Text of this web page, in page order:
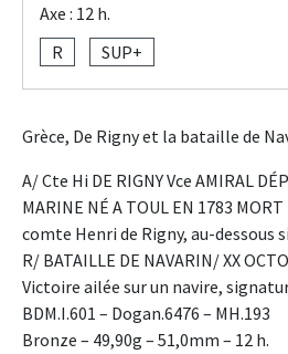
Axe : 12 h.
R
SUP+
Grèce, De Rigny et la bataille de
A/ Cte Hi DE RIGNY Vce AMIRAL
MARINE NÉ A TOUL EN 1783
comte Henri de Rigny, au-dessous
R/ BATAILLE DE NAVARIN/ XX
Victoire ailée sur un navire,
BDM.I.601 – Dogan.6476 – MH.193
Bronze – 49,90g – 51,0mm – 12 h.